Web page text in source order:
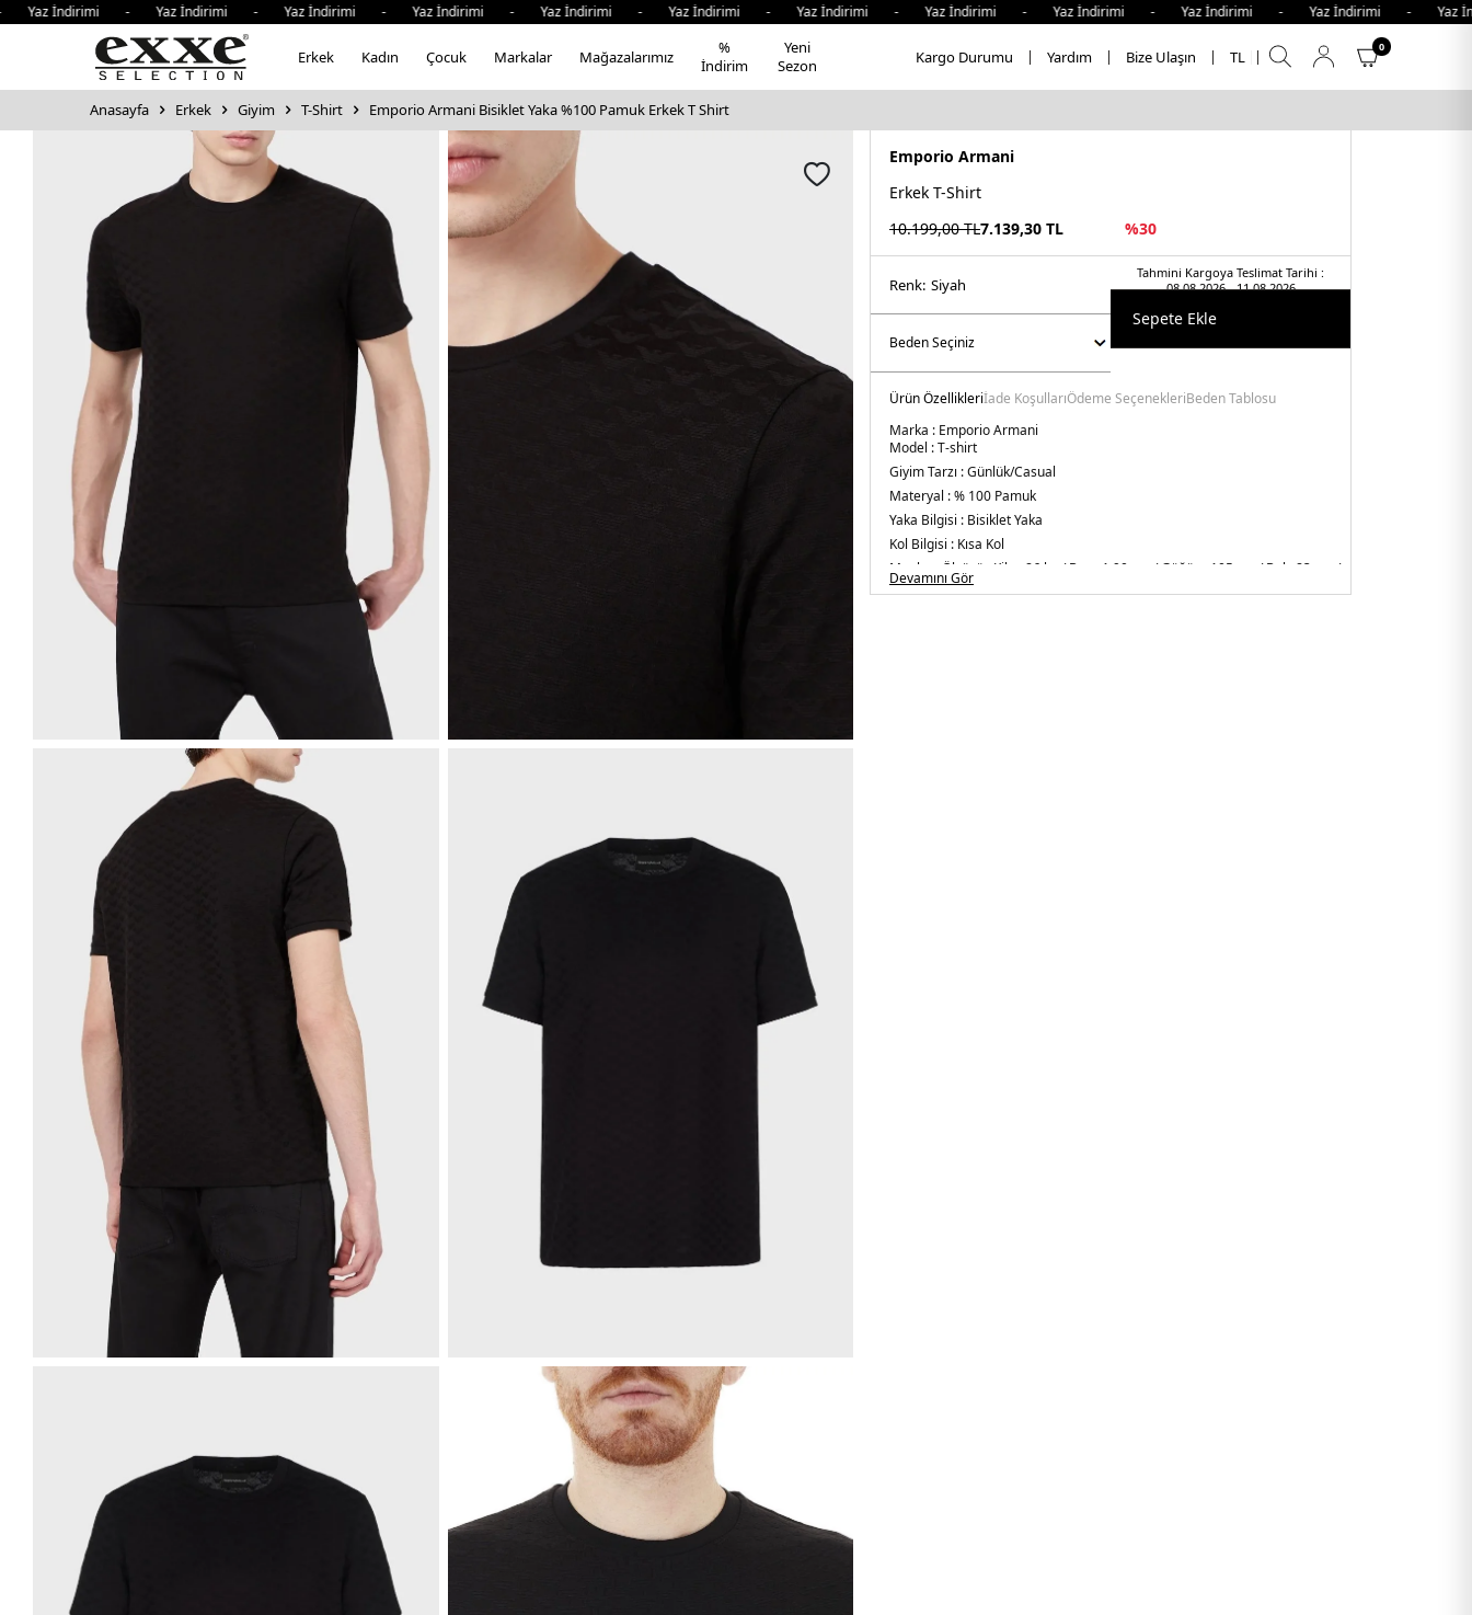
İndirimi - Yaz İndirimi - Yaz İndirimi - Yaz İndirimi - Yaz İndirimi - Yaz İndirimi - Yaz İndirimi - Yaz İndirimi - Yaz İndirimi - Yaz İndirimi - Yaz İndirimi -
Erkek Kadın Çocuk Markalar Mağazalarımız
%
İndirim
Yeni
Sezon
Kargo Durumu Yardım Bize Ulaşın TL
0
Anasayfa Erkek Giyim T-Shirt Emporio Armani Bisiklet Yaka %100 Pamuk Erkek T Shirt
Emporio Armani
Erkek T-Shirt
10.199,00TL7.139,30 TL %30
Tahmini Kargoya Teslimat Tarihi :
08.08.2026 - 11.08.2026
Renk: si̇yah
Sepete Ekle
Ürün Özellikleriİade KoşullarıÖdeme SeçenekleriBeden Tablosu
Marka : Emporio Armani
Model :T-shirt
Giyim Tarzı :Günlük/Casual
Materyal :% 100 Pamuk
Yaka Bilgisi : Bisiklet Yaka
Kol Bilgisi : Kısa Kol
Manken Ölçüsü :
Kilo : 86 kg / Boy : 1.90 cm / Göğüs : 105 cm / Bel : 83 cm /
Basen : 102 cm / Beden : M
Devamını Gör